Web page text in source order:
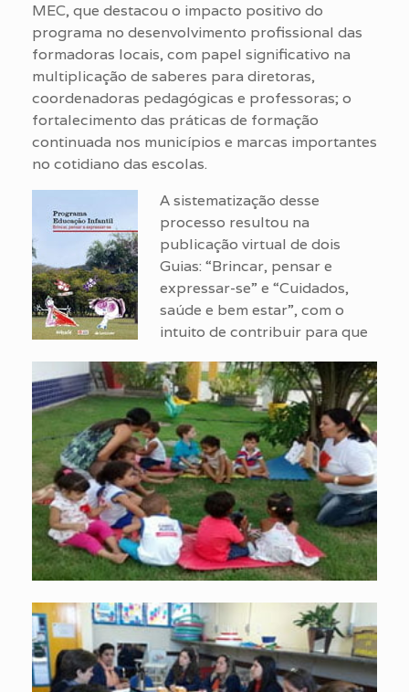
MEC, que destacou o impacto positivo do
programa no desenvolvimento profissional das
formadoras locais, com papel significativo na
multiplicação de saberes para diretoras,
coordenadoras pedagógicas e professoras; o
fortalecimento das práticas de formação
continuada nos municípios e marcas importantes
no cotidiano das escolas.
A sistematização desse
processo resultou na
publicação virtual de dois
Guias: “Brincar, pensar e
expressar-se” e “Cuidados,
saúde e bem estar”, com o
intuito de contribuir para que